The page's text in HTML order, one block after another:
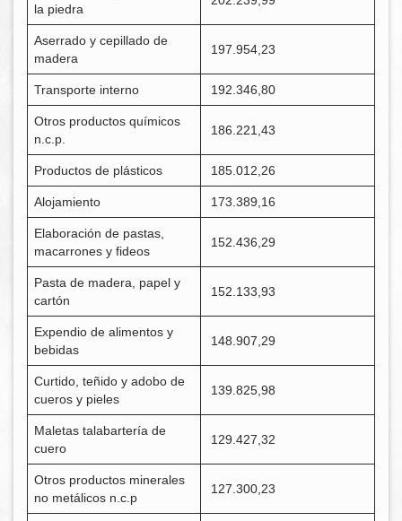
la piedra
Aserrado y cepillado de
madera
197.954,23
Transporte interno 192.346,80
Otros productos químicos
n.c.p.
186.221,43
Productos de plásticos 185.012,26
Alojamiento 173.389,16
Elaboración de pastas,
macarrones y fideos
152.436,29
Pasta de madera, papel y
cartón
152.133,93
Expendio de alimentos y
bebidas
148.907,29
Curtido, teñido y adobo de
cueros y pieles
139.825,98
Maletas talabartería de
cuero
129.427,32
Otros productos minerales
no metálicos n.c.p
127.300,23